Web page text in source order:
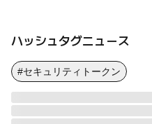
ハッシュタグニュース
#セキュリティトークン